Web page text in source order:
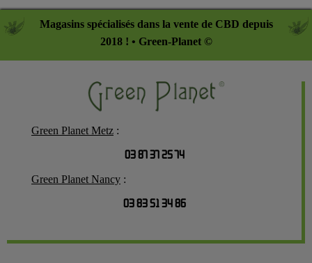
Magasins spécialisés dans la vente de CBD depuis
2018 ! • Green-Planet ©
Green Planet Metz :
03 87 37 25 74
Green Planet Nancy :
03 83 51 34 86